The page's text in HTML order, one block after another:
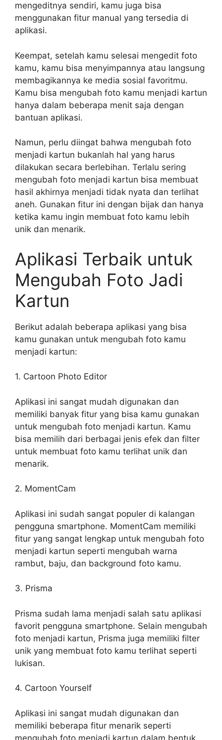
mengeditnya sendiri, kamu juga bisa
menggunakan fitur manual yang tersedia di
aplikasi.
Keempat, setelah kamu selesai mengedit foto
kamu, kamu bisa menyimpannya atau langsung
membagikannya ke media sosial favoritmu.
Kamu bisa mengubah foto kamu menjadi kartun
hanya dalam beberapa menit saja dengan
bantuan aplikasi.
Namun, perlu diingat bahwa mengubah foto
menjadi kartun bukanlah hal yang harus
dilakukan secara berlebihan. Terlalu sering
mengubah foto menjadi kartun bisa membuat
hasil akhirnya menjadi tidak nyata dan terlihat
aneh. Gunakan fitur ini dengan bijak dan hanya
ketika kamu ingin membuat foto kamu lebih
unik dan menarik.
Aplikasi Terbaik untuk
Mengubah Foto Jadi
Kartun
Berikut adalah beberapa aplikasi yang bisa
kamu gunakan untuk mengubah foto kamu
menjadi kartun:
1. Cartoon Photo Editor
Aplikasi ini sangat mudah digunakan dan
memiliki banyak fitur yang bisa kamu gunakan
untuk mengubah foto menjadi kartun. Kamu
bisa memilih dari berbagai jenis efek dan filter
untuk membuat foto kamu terlihat unik dan
menarik.
2. MomentCam
Aplikasi ini sudah sangat populer di kalangan
pengguna smartphone. MomentCam memiliki
fitur yang sangat lengkap untuk mengubah foto
menjadi kartun seperti mengubah warna
rambut, baju, dan background foto kamu.
3. Prisma
Prisma sudah lama menjadi salah satu aplikasi
favorit pengguna smartphone. Selain mengubah
foto menjadi kartun, Prisma juga memiliki filter
unik yang membuat foto kamu terlihat seperti
lukisan.
4. Cartoon Yourself
Aplikasi ini sangat mudah digunakan dan
memiliki beberapa fitur menarik seperti
mengubah foto menjadi kartun dalam bentuk